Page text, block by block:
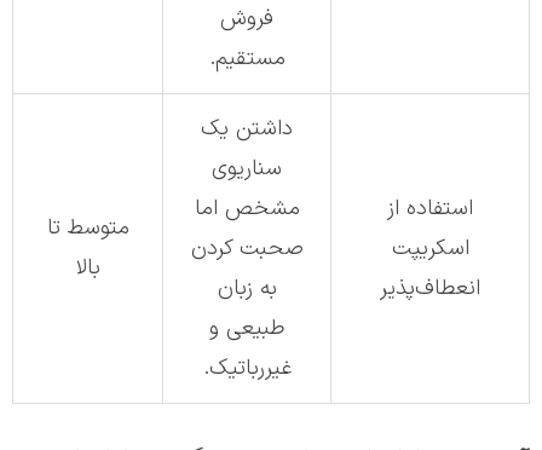
فروش
مستقیم.
استفاده از
اسکریپت
انعطاف‌پذیر
داشتن یک
سناریوی
مشخص اما
صحبت کردن
به زبان
طبیعی و
غیررباتیک.
متوسط تا
بالا